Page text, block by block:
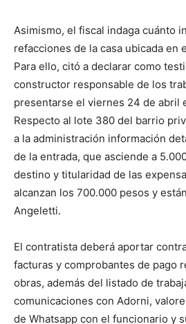
Asimismo, el fiscal indaga cuánto
refacciones de la casa ubicada en
Para ello, citó a declarar como
constructor responsable de los
presentarse el viernes 24 de abril
Respecto al lote 380 del barrio
a la administración información
de la entrada, que asciende a
destino y titularidad de las
alcanzan los 700.000 pesos y
Angeletti.
El contratista deberá aportar
facturas y comprobantes de pago
obras, además del listado de
comunicaciones con Adorni,
de Whatsapp con el funcionario y